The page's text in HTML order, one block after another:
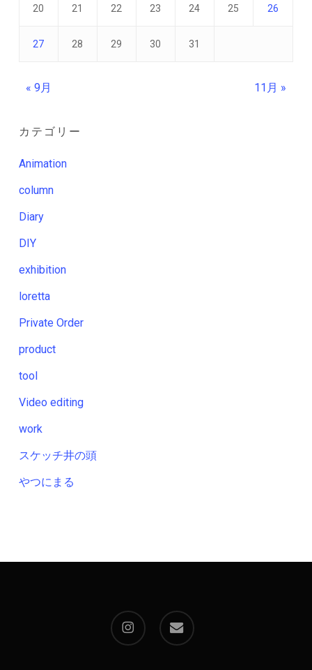
20 21 22 23 24 25 26
27 28 29 30 31
« 9月 11月 »
カテゴリー
Animation
column
Diary
DIY
exhibition
loretta
Private Order
product
tool
Video editing
work
スケッチ井の頭
やつにまる
instagram email